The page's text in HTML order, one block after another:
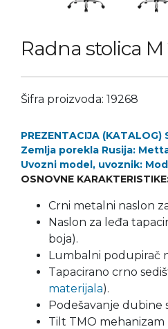
Radna stolica M
Šifra proizvoda: 19268
PREZENTACIJA (KATALOG)
Zemlja porekla Rusija:
Uvozni model, uvoznik:
OSNOVNE
Crni metalni naslon
Naslon za leđa
boja).
Lumbalni podupirač
Tapacirano crno
materijala).
Podešavanje dubine
Tilt TMO mehanizam